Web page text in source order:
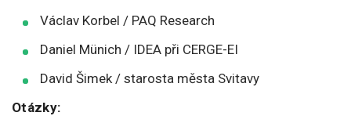
Václav Korbel / PAQ Research
Daniel Münich / IDEA při CERGE-EI
David Šimek / starosta města Svitavy
Otázky: